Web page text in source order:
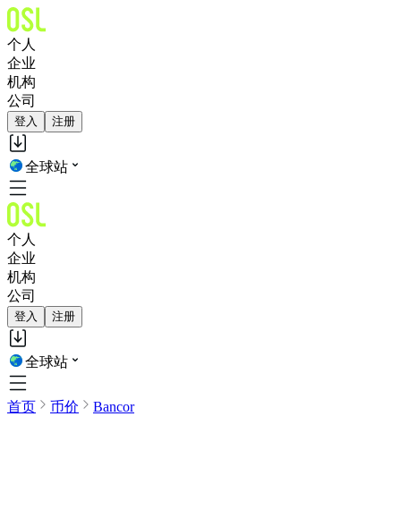
个人
企业
机构
公司
登入 注册
全球站
个人
企业
机构
公司
登入 注册
全球站
首页 币价 Bancor